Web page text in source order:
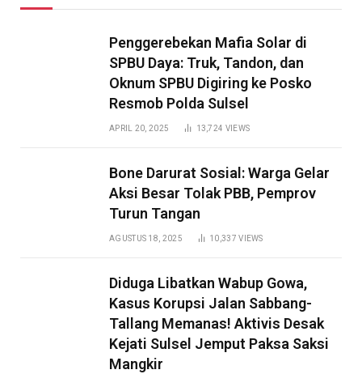
Penggerebekan Mafia Solar di
SPBU Daya: Truk, Tandon, dan
Oknum SPBU Digiring ke Posko
Resmob Polda Sulsel
APRIL 20, 2025 13,724 VIEWS
Bone Darurat Sosial: Warga Gelar
Aksi Besar Tolak PBB, Pemprov
Turun Tangan
AGUSTUS 18, 2025 10,337VIEWS
Diduga Libatkan Wabup Gowa,
Kasus Korupsi Jalan Sabbang-
Tallang Memanas! Aktivis Desak
Kejati Sulsel Jemput Paksa Saksi
Mangkir